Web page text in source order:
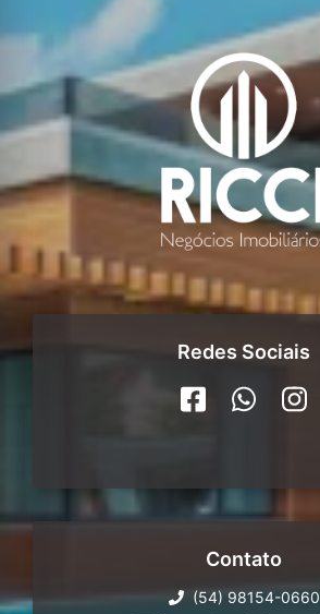
Redes Sociais
Contato
(54) 98154-0660